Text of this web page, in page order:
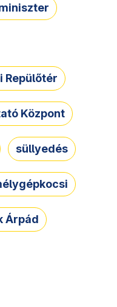
Repülőtér
Központ
süllyedés
Árpád